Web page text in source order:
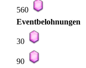
560
Eventbelohnungen
30
90